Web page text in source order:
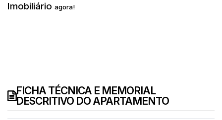
Imobiliário agora!
FICHA TÉCNICA E MEMORIAL
DESCRITIVO DO APARTAMENTO